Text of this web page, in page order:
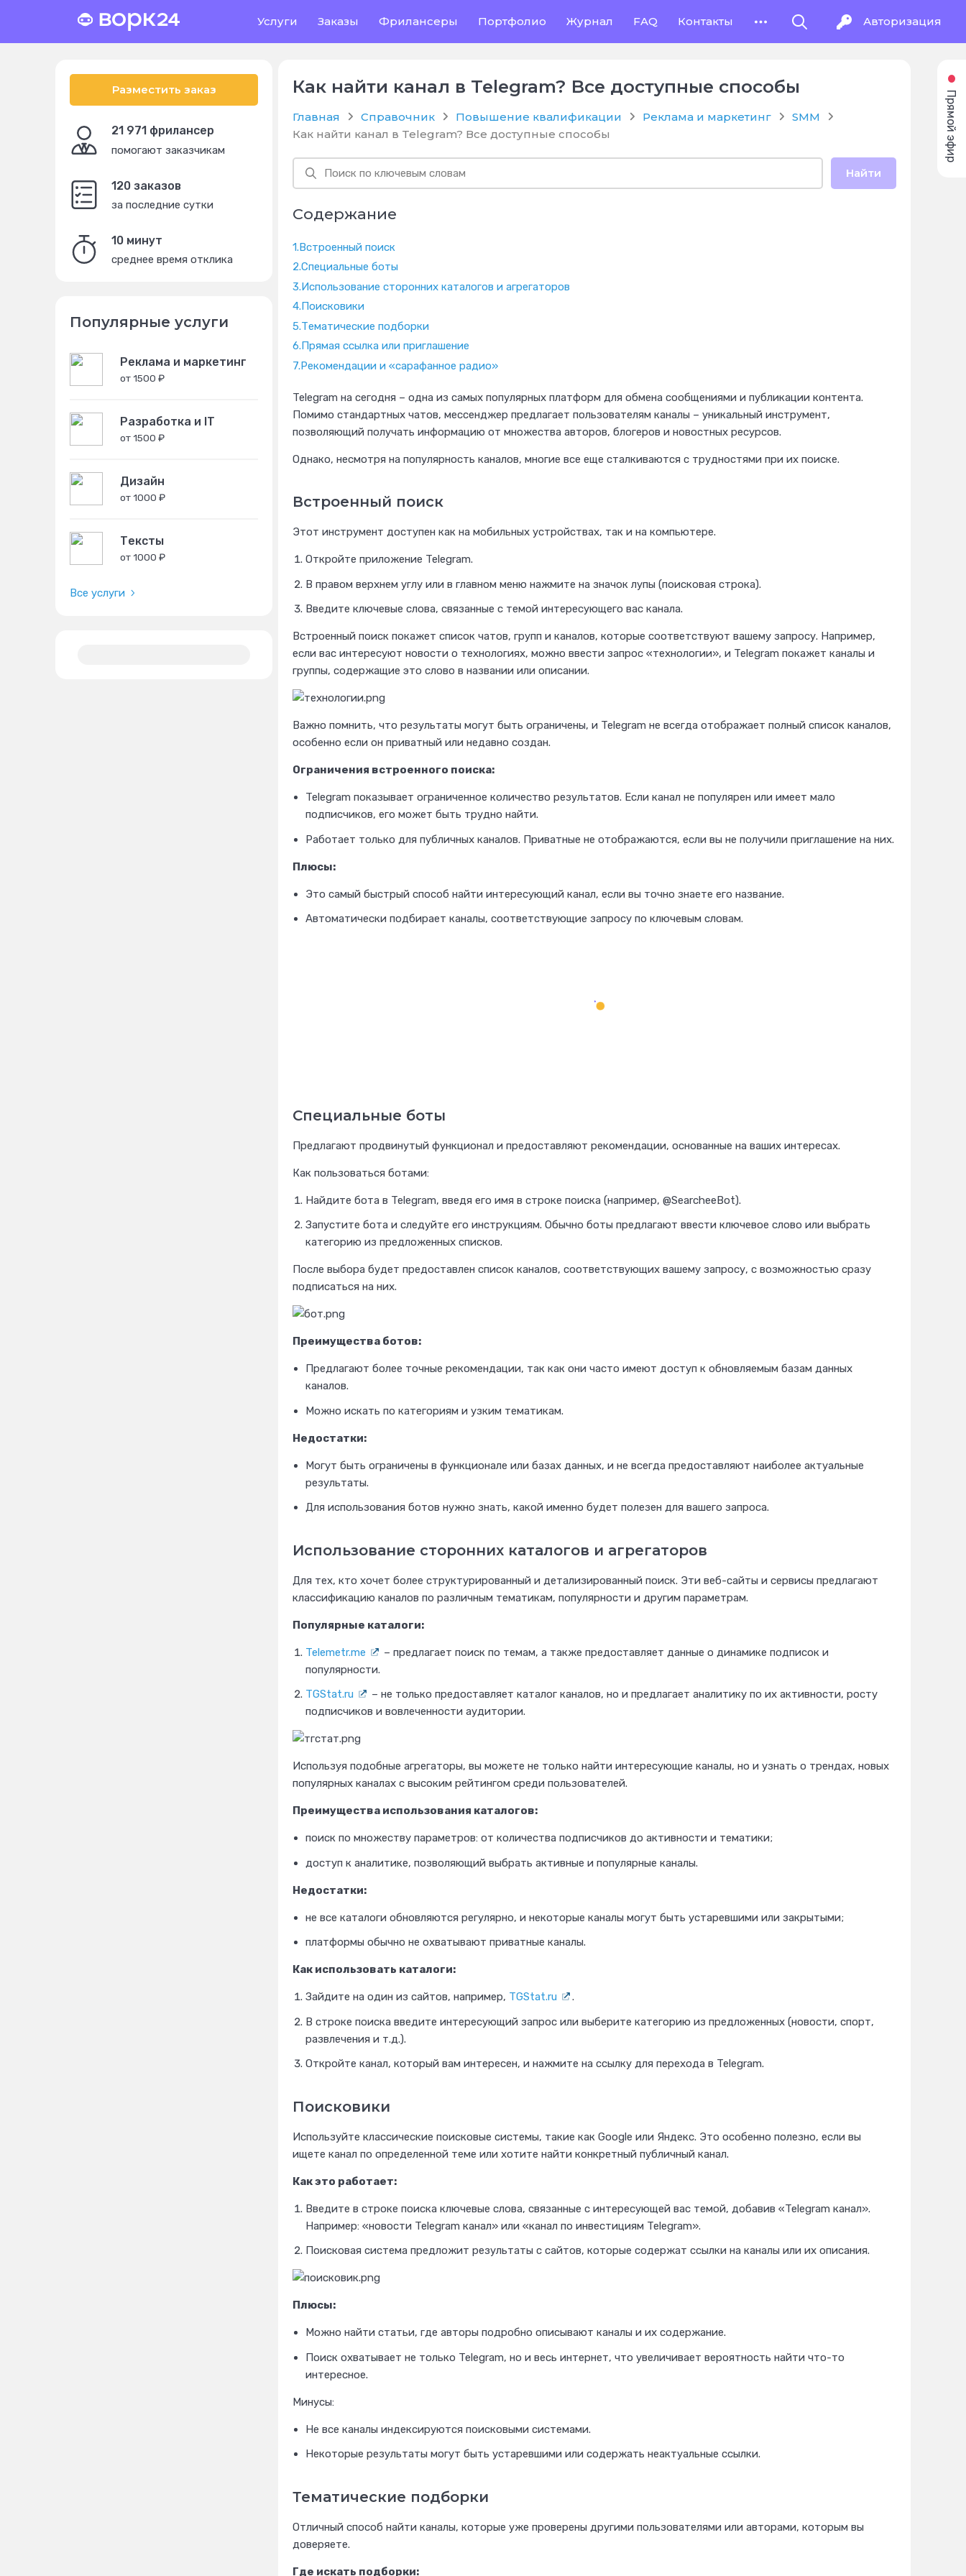
Услуги Заказы Фрилансеры Портфолио Журнал FAQ Контакты Авторизация
Разместить заказ
21 971 фрилансер
помогают заказчикам
120 заказов
за последние сутки
10 минут
среднее время отклика
Популярные услуги
Реклама и маркетинг
от 1500 ₽
Разработка и IT
от 1500 ₽
Дизайн
от 1000 ₽
Тексты
от 1000 ₽
Все услуги
Как найти канал в Telegram? Все доступные способы
Главная Справочник Повышение квалификации Реклама и маркетинг
SMM
Как найти канал в Telegram? Все доступные способы
Найти
Содержание
1.Встроенный поиск
2.Специальные боты
3.Использование сторонних каталогов и агрегаторов
4.Поисковики
5.Тематические подборки
6.Прямая ссылка или приглашение
7.Рекомендации и «сарафанное радио»
И
щ
т
с
п
е
ц
а
л
т
а
в
о
б
л
т
и
а
р
к
т
и
н
г
а
ы
о
н
е
е
з
к
а
п
м
а
р
т
и
н
у
,
S
M
в
е
а
н
а
и
к
Регистрируйтесь на фриланс-бирже Ворк24
Telegram на сегодня – одна из самых популярных платформ для обмена сообщениями и публикации контента.
Помимо стандартных чатов, мессенджер предлагает пользователям каналы – уникальный инструмент,
позволяющий получать информацию от множества авторов, блогеров и новостных ресурсов.
Однако, несмотря на популярность каналов, многие все еще сталкиваются с трудностями при их поиске.
Встроенный поиск
Этот инструмент доступен как на мобильных устройствах, так и на компьютере.
Откройте приложение Telegram.
В правом верхнем углу или в главном меню нажмите на значок лупы (поисковая строка).
Введите ключевые слова, связанные с темой интересующего вас канала.
Встроенный поиск покажет список чатов, групп и каналов, которые соответствуют вашему запросу. Например,
если вас интересуют новости о технологиях, можно ввести запрос «технологии», и Telegram покажет каналы и
группы, содержащие это слово в названии или описании.
Важно помнить, что результаты могут быть ограничены, и Telegram не всегда отображает полный список каналов,
особенно если он приватный или недавно создан.
Ограничения встроенного поиска:
Telegram показывает ограниченное количество результатов. Если канал не популярен или имеет мало
подписчиков, его может быть трудно найти.
Работает только для публичных каналов. Приватные не отображаются, если вы не получили приглашение на них.
Плюсы:
Это самый быстрый способ найти интересующий канал, если вы точно знаете его название.
Автоматически подбирает каналы, соответствующие запросу по ключевым словам.
Специальные боты
Предлагают продвинутый функционал и предоставляют рекомендации, основанные на ваших интересах.
Как пользоваться ботами:
Найдите бота в Telegram, введя его имя в строке поиска (например, @SearcheeBot).
Запустите бота и следуйте его инструкциям. Обычно боты предлагают ввести ключевое слово или выбрать
категорию из предложенных списков.
После выбора будет предоставлен список каналов, соответствующих вашему запросу, с возможностью сразу
подписаться на них.
Преимущества ботов:
Предлагают более точные рекомендации, так как они часто имеют доступ к обновляемым базам данных
каналов.
Можно искать по категориям и узким тематикам.
Недостатки:
Могут быть ограничены в функционале или базах данных, и не всегда предоставляют наиболее актуальные
результаты.
Для использования ботов нужно знать, какой именно будет полезен для вашего запроса.
Использование сторонних каталогов и агрегаторов
Для тех, кто хочет более структурированный и детализированный поиск. Эти веб-сайты и сервисы предлагают
классификацию каналов по различным тематикам, популярности и другим параметрам.
Популярные каталоги:
Telemetr.me
– предлагает поиск по темам, а также предоставляет данные о динамике подписок и
популярности.
TGStat.ru
– не только предоставляет каталог каналов, но и предлагает аналитику по их активности, росту
подписчиков и вовлеченности аудитории.
Используя подобные агрегаторы, вы можете не только найти интересующие каналы, но и узнать о трендах, новых
популярных каналах с высоким рейтингом среди пользователей.
Преимущества использования каталогов:
поиск по множеству параметров: от количества подписчиков до активности и тематики;
доступ к аналитике, позволяющий выбрать активные и популярные каналы.
Недостатки:
не все каталоги обновляются регулярно, и некоторые каналы могут быть устаревшими или закрытыми;
платформы обычно не охватывают приватные каналы.
Как использовать каталоги:
Зайдите на один из сайтов, например, TGStat.ru
.
В строке поиска введите интересующий запрос или выберите категорию из предложенных (новости, спорт,
развлечения и т.д.).
Откройте канал, который вам интересен, и нажмите на ссылку для перехода в Telegram.
Поисковики
Используйте классические поисковые системы, такие как Google или Яндекс. Это особенно полезно, если вы
ищете канал по определенной теме или хотите найти конкретный публичный канал.
Как это работает:
Введите в строке поиска ключевые слова, связанные с интересующей вас темой, добавив «Telegram канал».
Например: «новости Telegram канал» или «канал по инвестициям Telegram».
Поисковая система предложит результаты с сайтов, которые содержат ссылки на каналы или их описания.
Плюсы:
Можно найти статьи, где авторы подробно описывают каналы и их содержание.
Поиск охватывает не только Telegram, но и весь интернет, что увеличивает вероятность найти что-то
интересное.
Минусы:
Не все каналы индексируются поисковыми системами.
Некоторые результаты могут быть устаревшими или содержать неактуальные ссылки.
Тематические подборки
Отличный способ найти каналы, которые уже проверены другими пользователями или авторами, которым вы
доверяете.
Где искать подборки:
Прямой эфир